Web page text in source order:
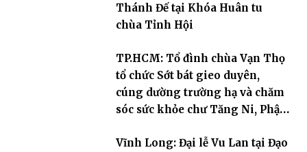
Thánh Đế tại Khóa Huân tu
chùa Tỉnh Hội
TP.HCM: Tổ đình chùa Vạn Thọ
tổ chức Sớt bát gieo duyên,
cúng dường trường hạ và chăm
sóc sức khỏe chư Tăng Ni, Phật
Vĩnh Long: Đại lễ Vu Lan tại Đạo